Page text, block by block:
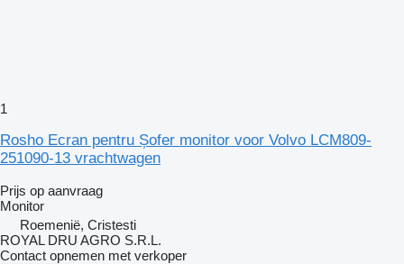
1
Rosho Ecran pentru Șofer monitor voor Volvo LCM809-
251090-13 vrachtwagen
Prijs op aanvraag
Monitor
Roemenië, Cristesti
ROYAL DRU AGRO S.R.L.
Contact opnemen met verkoper